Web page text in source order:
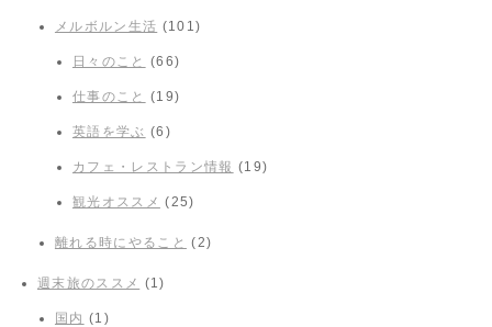
メルボルン生活 (101)
日々のこと (66)
仕事のこと (19)
英語を学ぶ (6)
カフェ・レストラン情報 (19)
観光オススメ (25)
離れる時にやること (2)
週末旅のススメ (1)
国内 (1)